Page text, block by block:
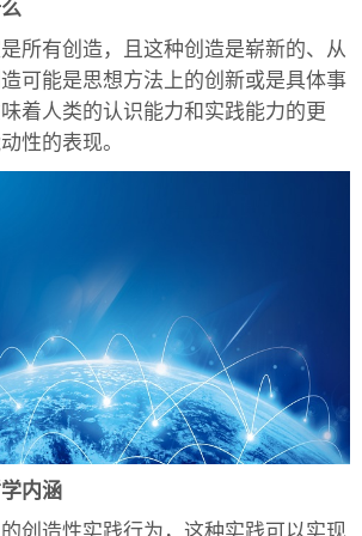
有创造，且这种创造是崭新的、从
可能是思想方法上的创新或是具体事
着人类的认识能力和实践能力的更
性的表现。
内涵